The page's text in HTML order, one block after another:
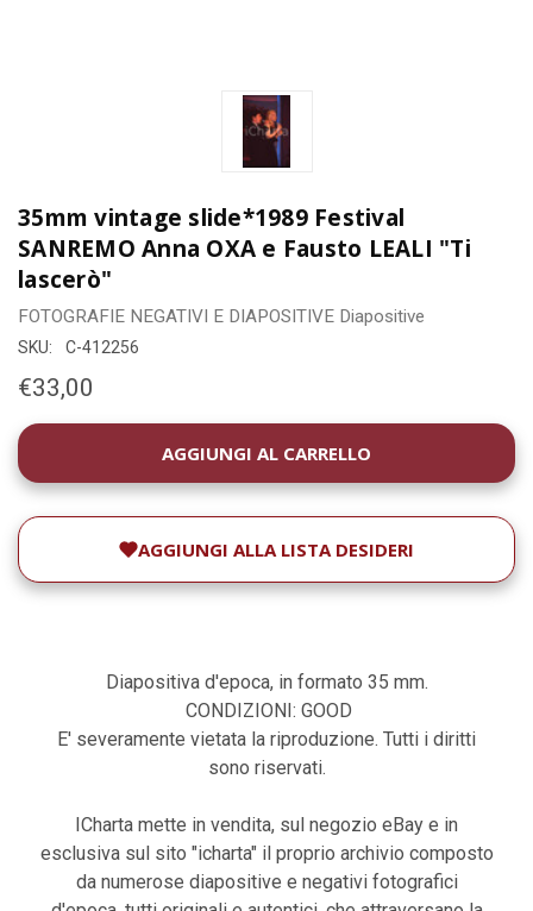
35mm vintage slide*1989 Festival
SANREMO Anna OXA e Fausto LEALI "Ti
lascerò"
FOTOGRAFIE NEGATIVI E DIAPOSITIVE Diapositive
SKU: C-412256
€33,00
DISPONIBILITÀ
ATTUALE:
AGGIUNGI ALLA LISTA DESIDERI
Diapositiva d'epoca, in formato 35 mm.
CONDIZIONI: GOOD
E' severamente vietata la riproduzione. Tutti i diritti
sono riservati.
ICharta mette in vendita, sul negozio eBay e in
esclusiva sul sito "icharta" il proprio archivio composto
da numerose diapositive e negativi fotografici